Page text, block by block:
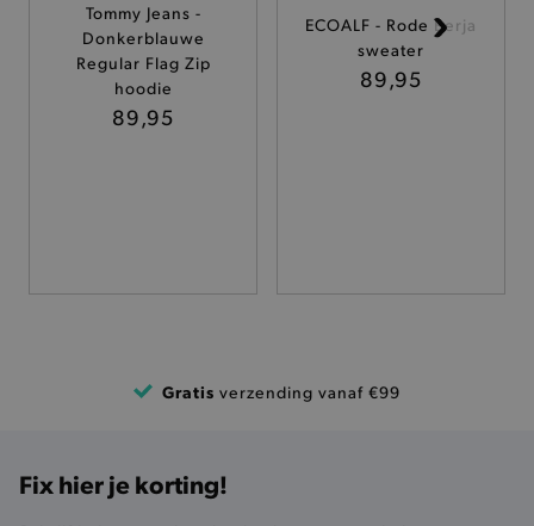
Tommy Jeans -
Donkerblauwe
Regular Flag Zip
hoodie
89,95
ECOALF - Rode Berja
sweater
89,95
Gratis verzending vanaf €99
Fix hier je korting!
TARGETING
FUNCTIONALITEIT
smulervaring op de site en zorgen ervoor dat de